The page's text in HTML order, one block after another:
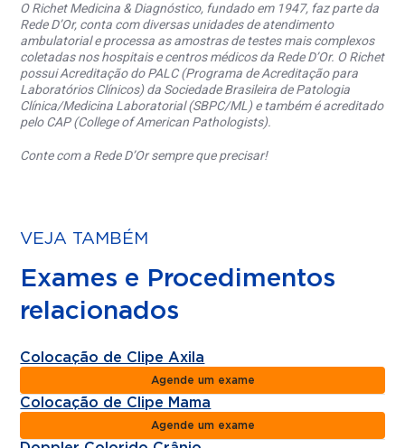
O Richet Medicina & Diagnóstico, fundado em 1947, faz parte da
Rede D’Or, conta com diversas unidades de atendimento
ambulatorial e processa as amostras de testes mais complexos
coletadas nos hospitais e centros médicos da Rede D’Or. O Richet
possui Acreditação do PALC (Programa de Acreditação para
Laboratórios Clínicos) da Sociedade Brasileira de Patologia
Clínica/Medicina Laboratorial (SBPC/ML) e também é acreditado
pelo CAP (College of American Pathologists).
Conte com a Rede D’Or sempre que precisar!
VEJA TAMBÉM
Exames e Procedimentos
relacionados
Colocação de Clipe Axila
Agende um exame
Colocação de Clipe Mama
Agende um exame